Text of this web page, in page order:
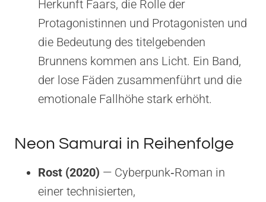
Herkunft Faars, die Rolle der
Protagonistinnen und Protagonisten und
die Bedeutung des titelgebenden
Brunnens kommen ans Licht. Ein Band,
der lose Fäden zusammenführt und die
emotionale Fallhöhe stark erhöht.
Neon Samurai in Reihenfolge
Rost (2020) — Cyberpunk‑Roman in
einer technisierten,